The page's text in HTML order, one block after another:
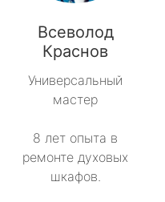
Всеволод
Краснов
Универсальный
мастер
8 лет опыта в
ремонте духовых
шкафов.